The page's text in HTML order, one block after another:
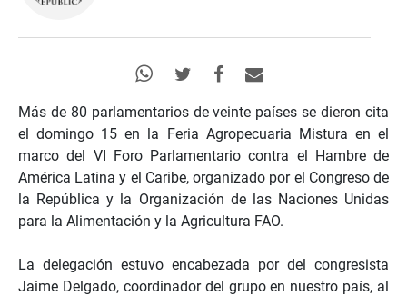
Más de 80 parlamentarios de veinte países se dieron cita
el domingo 15 en la Feria Agropecuaria Mistura en el
marco del VI Foro Parlamentario contra el Hambre de
América Latina y el Caribe, organizado por el Congreso de
la República y la Organización de las Naciones Unidas
para la Alimentación y la Agricultura FAO.
La delegación estuvo encabezada por del congresista
Jaime Delgado, coordinador del grupo en nuestro país, al